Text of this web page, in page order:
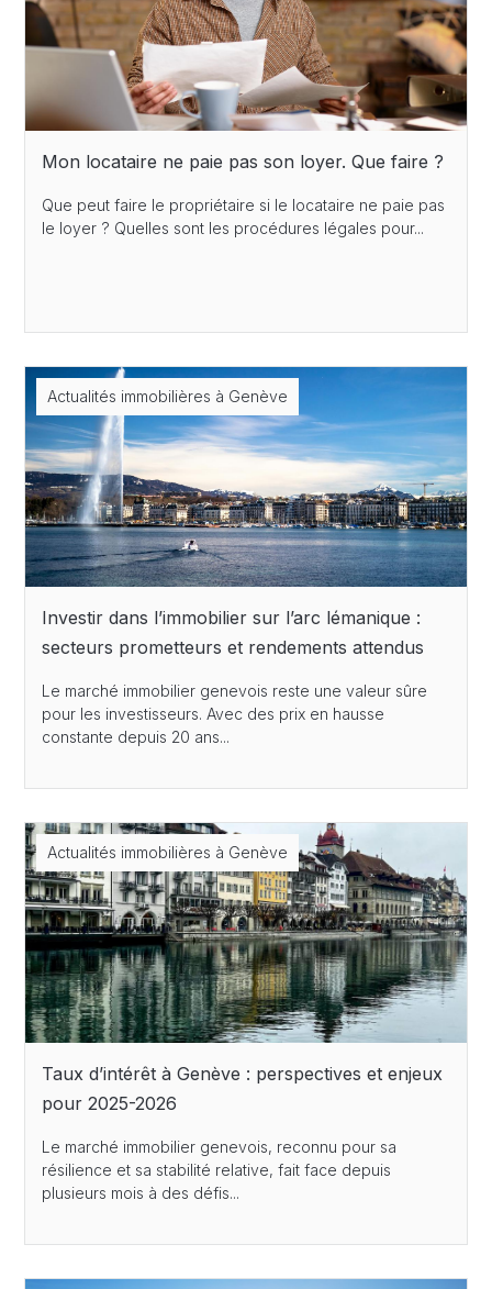
Mon locataire ne paie pas son loyer. Que faire ?
Que peut faire le propriétaire si le locataire ne paie pas
le loyer ? Quelles sont les procédures légales pour...
Actualités immobilières à Genève
Investir dans l’immobilier sur l’arc lémanique :
secteurs prometteurs et rendements attendus
Le marché immobilier genevois reste une valeur sûre
pour les investisseurs. Avec des prix en hausse
constante depuis 20 ans...
Actualités immobilières à Genève
Taux d’intérêt à Genève : perspectives et enjeux
pour 2025-2026
Le marché immobilier genevois, reconnu pour sa
résilience et sa stabilité relative, fait face depuis
plusieurs mois à des défis...